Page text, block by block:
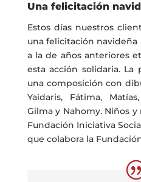
Una felicitación
Estos días nuestros
una felicitación navideña
a la de años anteriores
esta acción solidaria. La
una composición con
Yaidaris, Fátima,
Gilma y Nahomy. Niños y
Fundación Iniciativa
que colabora la